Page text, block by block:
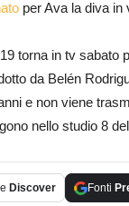
per Ava la diva in
torna in tv sabato
da Belén
e non viene
nello studio 8
Discover Fonti